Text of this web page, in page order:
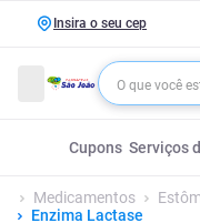
Insira o seu cep
Cupons Serviços
Medicamentos
Enzima Lactase